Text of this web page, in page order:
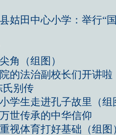
姑田中心小学：举行“
角（组图）
的法治副校长们开讲啦
氏别传
学生走进孔子故里（组
世传承的中华信仰
视体育打好基础（组图